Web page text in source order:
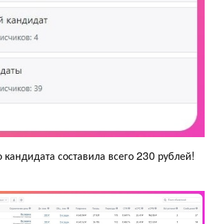
составила всего 230 рублей!